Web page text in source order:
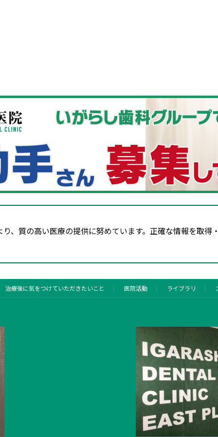
、質の高い医療の提供に努めています。正確な情報を取得
治療後に気をつけていただきたいこと 医院活動 ライブラリ